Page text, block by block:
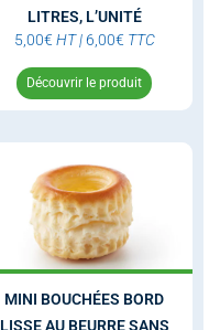
LITRES, L’UNITÉ
5,00€ HT | 6,00€ TTC
Découvrir le produit
MINI BOUCHÉES BORD
LISSE AU BEURRE SANS